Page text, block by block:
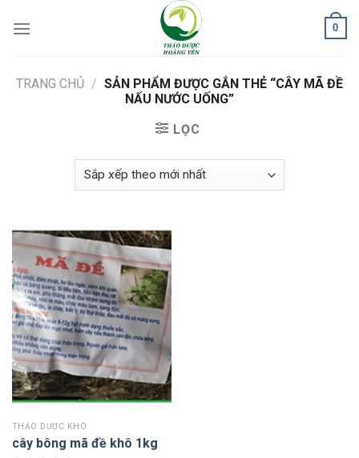
0
TRANG CHỦ / SẢN PHẨM ĐƯỢC GẮN THẺ “CÂY MÃ ĐỀ
NẤU NƯỚC UỐNG”
LỌC
THẢO DƯỢC KHÔ
cây bông mã đề khô 1kg